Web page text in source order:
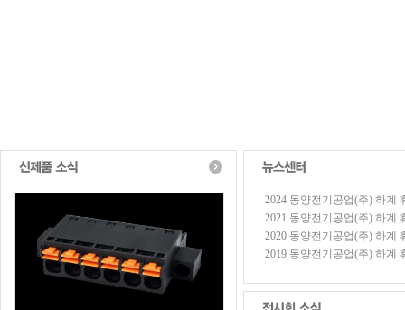
2024 동양전기공업(주) 하계
2021 동양전기공업(주) 하계
2020 동양전기공업(주) 하계
2019 동양전기공업(주) 하계